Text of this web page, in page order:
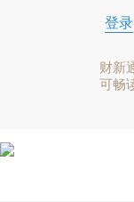
登录
财新
可畅